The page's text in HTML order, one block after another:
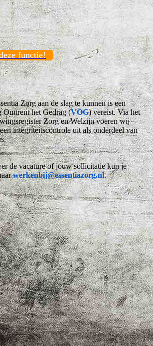
functie!
Zorg aan de slag te kunnen is een
Omtrent het Gedrag (VOG) vereist. Via het
Zorg en Welzijn voeren wij
integriteitscontrole uit als onderdeel van
de vacature of jouw sollicitatie kun je
werkenbij@essentiazorg.nl.